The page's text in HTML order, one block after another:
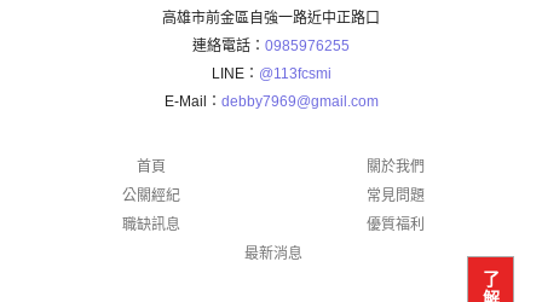
了
高雄市前金區自強一路近中正路口
連絡電話： 0985976255
LINE： @113fcsmi
E-Mail： debby7969@gmail.com
首頁
關於我們
公關經紀
常見問題
職缺訊息
優質福利
最新消息